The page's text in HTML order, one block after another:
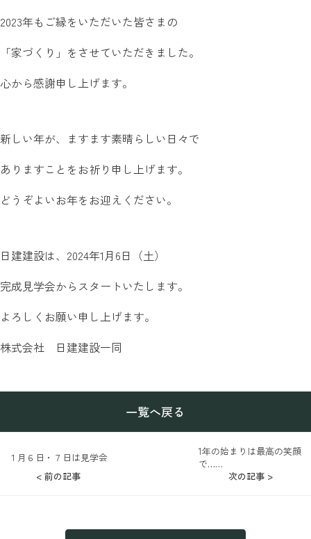
2023年もご縁をいただいた皆さまの
「家づくり」をさせていただきました。
心から感謝申し上げます。
新しい年が、ますます素晴らしい日々で
ありますことをお祈り申し上げます。
どうぞよいお年をお迎えください。
日建建設は、2024年1月6日（土）
完成見学会からスタートいたします。
よろしくお願い申し上げます。
株式会社 日建建設一同
< 前の記事
１月６日・７日は見学会
一覧へ戻る
1年の始まりは最高の笑顔
で……
次の記事 >